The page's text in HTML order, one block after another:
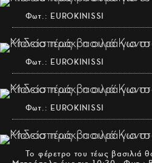
Φωτ.: EUROKINISSI
Φωτ.: EUROKINISSI
Φωτ.: EUROKINISSI
Το φέρετρο του τέως βασιλιά